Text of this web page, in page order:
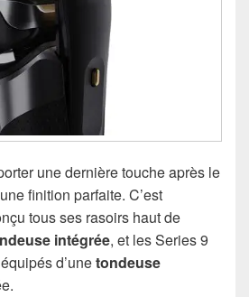
une dernière touche après le
finition parfaite. C’est
tous ses rasoirs haut de
intégrée, et les Series 9
d’unetondeuse